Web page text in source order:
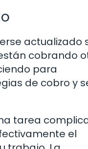
actualizado
cobrando
para
de cobro y
tarea
el